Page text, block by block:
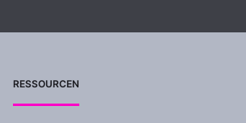
RESSOURCEN